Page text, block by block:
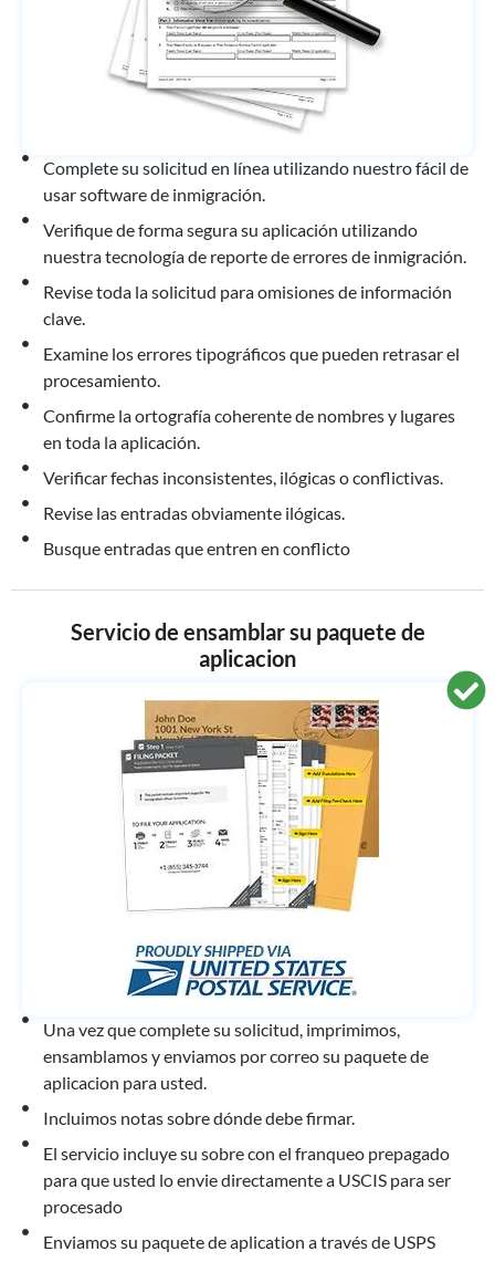
Complete su solicitud en línea utilizando nuestro fácil de
usar software de inmigración.
Verifique de forma segura su aplicación utilizando
nuestra tecnología de reporte de errores de inmigración.
Revise toda la solicitud para omisiones de información
clave.
Examine los errores tipográficos que pueden retrasar el
procesamiento.
Confirme la ortografía coherente de nombres y lugares
en toda la aplicación.
Verificar fechas inconsistentes, ilógicas o conflictivas.
Revise las entradas obviamente ilógicas.
Busque entradas que entren en conflicto
Servicio de ensamblar su paquete de
aplicacion
Una vez que complete su solicitud, imprimimos,
ensamblamos y enviamos por correo su paquete de
aplicacion para usted.
Incluimos notas sobre dónde debe firmar.
El servicio incluye su sobre con el franqueo prepagado
para que usted lo envie directamente a USCIS para ser
procesado
Enviamos su paquete de aplication a través de USPS